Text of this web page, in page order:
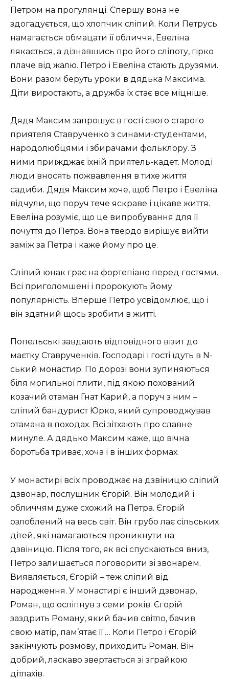
Петром на прогулянці. Спершу вона не
здогадується, що хлопчик сліпий. Коли Петрусь
намагається обмацати її обличчя, Евеліна
лякається, а дізнавшись про його сліпоту, гірко
плаче від жалю. Петро і Евеліна стають друзями.
Вони разом беруть уроки в дядька Максима.
Діти виростають, а дружба їх стає все міцніше.
Дядя Максим запрошує в гості свого старого
приятеля Ставрученко з синами-студентами,
народолюбцями і збирачами фольклору. З
ними приїжджає їхній приятель-кадет. Молоді
люди вносять пожвавлення в тихе життя
садиби. Дядя Максим хоче, щоб Петро і Евеліна
відчули, що поруч тече яскраве і цікаве життя.
Евеліна розуміє, що це випробування для її
почуття до Петра. Вона твердо вирішує вийти
заміж за Петра і каже йому про це.
Сліпий юнак грає на фортепіано перед гостями.
Всі приголомшені і пророкують йому
популярність. Вперше Петро усвідомлює, що і
він здатний щось зробити в житті.
Попельські завдають відповідного візит до
маєтку Ставрученків. Господарі і гості їдуть в N-
ський монастир. По дорозі вони зупиняються
біля могильної плити, під якою похований
козачий отаман Гнат Карий, а поруч з ним –
сліпий бандурист Юрко, який супроводжував
отамана в походах. Всі зітхають про славне
минуле. А дядько Максим каже, що вічна
боротьба триває, хоча і в інших формах.
У монастирі всіх проводжає на дзвіницю сліпий
дзвонар, послушник Єгорій. Він молодий і
обличчям дуже схожий на Петра. Єгорій
озлоблений на весь світ. Він грубо лає сільських
дітей, які намагаються проникнути на
дзвіницю. Після того, як всі спускаються вниз,
Петро залишається поговорити зі звонарём.
Виявляється, Єгорій – теж сліпий від
народження. У монастирі є інший дзвонар,
Роман, що осліпнув з семи років. Єгорій
заздрить Роману, який бачив світло, бачив
свою матір, пам’ятає її … Коли Петро і Єгорій
закінчують розмову, приходить Роман. Він
добрий, ласкаво звертається зі зграйкою
дітлахів.